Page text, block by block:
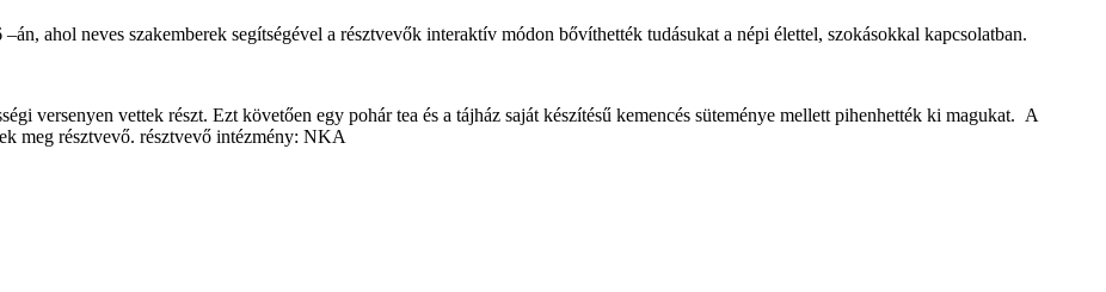
ahol neves szakemberek segítségével a résztvevők interaktív módon bővíthették tudásukat a népi élettel, szokásokkal kapcsolatban.
versenyen vettek részt. Ezt követően egy pohár tea és a tájház saját készítésű kemencés süteménye mellett pihenhették ki magukat. A
meg résztvevő. résztvevő intézmény: NKA